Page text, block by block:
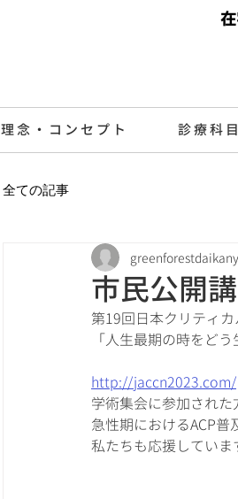
理念・コンセプト 診療科
全ての記事
市民公開
greenforestdaikany
第19回日本クリティ
「人生最期の時をど
http://jaccn2023.com/
学術集会に参加され
急性期におけるACP
私たちも応援していま